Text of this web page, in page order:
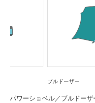
ブルドーザー
パワーショベル／ブルドー